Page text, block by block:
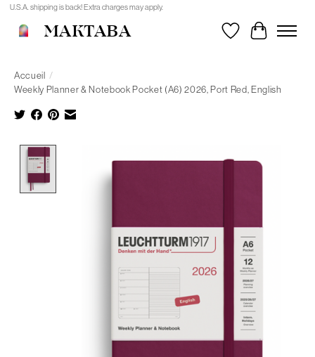
U.S.A. shipping is back! Extra charges may apply.
MAKTABA Liste de souhaits
Panier
Accueil /
Weekly Planner & Notebook Pocket (A6) 2026, Port Red, English